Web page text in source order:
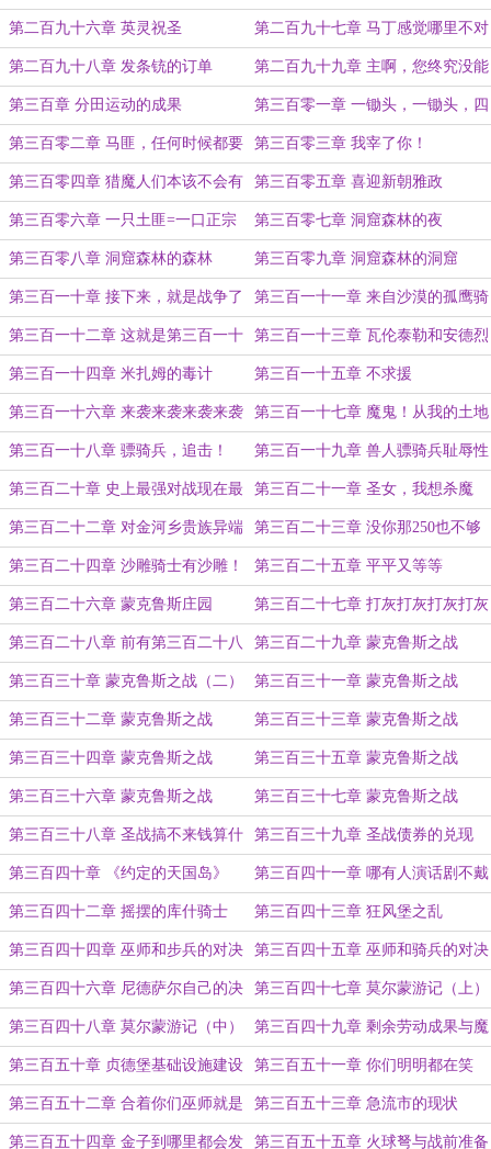
第二百九十六章 英灵祝圣 第二百九十七章 马丁感觉哪里不对
劲
第二百九十八章 发条铳的订单 第二百九十九章 主啊，您终究没能
原谅我
第三百章 分田运动的成果 第三百零一章 一锄头，一锄头，四
成新田到屋头
第三百零二章 马匪，任何时候都要
剿
第三百零三章 我宰了你！
第三百零四章 猎魔人们本该不会有
的婚姻大事
第三百零五章 喜迎新朝雅政
第三百零六章 一只土匪=一口正宗
大肥猪
第三百零七章 洞窟森林的夜
第三百零八章 洞窟森林的森林 第三百零九章 洞窟森林的洞窟
第三百一十章 接下来，就是战争了 第三百一十一章 来自沙漠的孤鹰骑
士
第三百一十二章 这就是第三百一十
二章！
第三百一十三章 瓦伦泰勒和安德烈
第三百一十四章 米扎姆的毒计 第三百一十五章 不求援
第三百一十六章 来袭来袭来袭来袭
来袭来袭
第三百一十七章 魔鬼！从我的土地
上滚出去！
第三百一十八章 骠骑兵，追击！ 第三百一十九章 兽人骠骑兵耻辱性
的大败
第三百二十章 史上最强对战现在最
强
第三百二十一章 圣女，我想杀魔
鬼！
第三百二十二章 对金河乡贵族异端
魔鬼的大审判
第三百二十三章 没你那250也不够
500啊
第三百二十四章 沙雕骑士有沙雕！ 第三百二十五章 平平又等等
第三百二十六章 蒙克鲁斯庄园 第三百二十七章 打灰打灰打灰打灰
第三百二十八章 前有第三百二十八
章
第三百二十九章 蒙克鲁斯之战
（一）
第三百三十章 蒙克鲁斯之战（二） 第三百三十一章 蒙克鲁斯之战
（三）
第三百三十二章 蒙克鲁斯之战
（四）
第三百三十三章 蒙克鲁斯之战
（五）
第三百三十四章 蒙克鲁斯之战
（六）
第三百三十五章 蒙克鲁斯之战
（七）
第三百三十六章 蒙克鲁斯之战
（完）
第三百三十七章 蒙克鲁斯之战
（完……诶没完呢）
第三百三十八章 圣战搞不来钱算什
么圣战？
第三百三十九章 圣战债券的兑现
第三百四十章 《约定的天国岛》 第三百四十一章 哪有人演话剧不戴
头盔的？
第三百四十二章 摇摆的库什骑士 第三百四十三章 狂风堡之乱
第三百四十四章 巫师和步兵的对决 第三百四十五章 巫师和骑兵的对决
第三百四十六章 尼德萨尔自己的决
定
第三百四十七章 莫尔蒙游记（上）
第三百四十八章 莫尔蒙游记（中） 第三百四十九章 剩余劳动成果与魔
鬼
第三百五十章 贞德堡基础设施建设 第三百五十一章 你们明明都在笑
第三百五十二章 合着你们巫师就是
这么施法的？
第三百五十三章 急流市的现状
第三百五十四章 金子到哪里都会发 第三百五十五章 火球弩与战前准备